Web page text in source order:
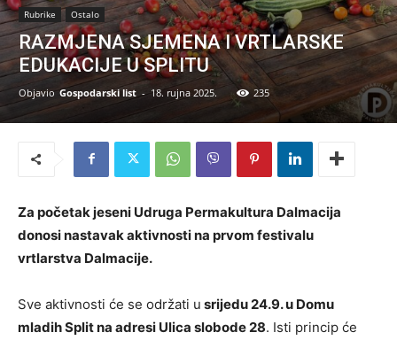
Rubrike Ostalo
RAZMJENA SJEMENA I VRTLARSKE
EDUKACIJE U SPLITU
Objavio Gospodarski list - 18. rujna 2025. 235
Za početak jeseni Udruga Permakultura Dalmacija
donosi nastavak aktivnosti na prvom festivalu
vrtlarstva Dalmacije.
Sve aktivnosti će se održati u srijedu 24.9. u Domu
mladih Split na adresi Ulica slobode 28. Isti princip će